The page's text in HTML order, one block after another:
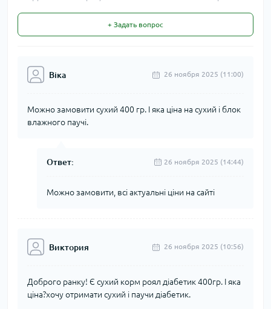
+ Задать вопрос
Віка 26 ноября 2025 (11:00)
Можно замовити сухий 400 гр. І яка ціна на сухий і блок
влажного паучі.
Ответ: 26 ноября 2025 (14:44)
Можно замовити, всі актуальні ціни на сайті
Виктория 26 ноября 2025 (10:56)
Доброго ранку! Є сухий корм роял діабетик 400гр. І яка
ціна?хочу отримати сухий і паучи діабетик.